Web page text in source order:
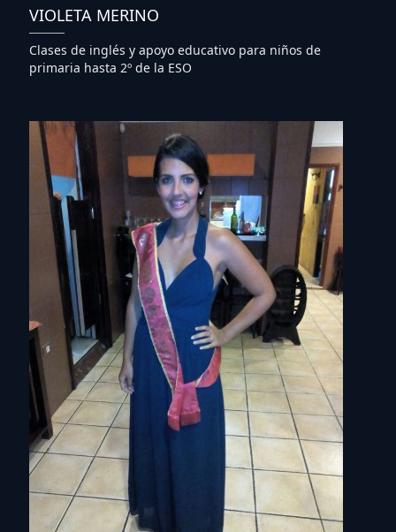
VIOLETA MERINO
Clases de inglés y apoyo educativo para niños de
primaria hasta 2º de la ESO